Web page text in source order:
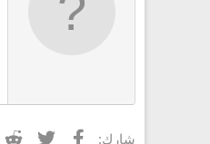
شارك: فيسبوكتويتر